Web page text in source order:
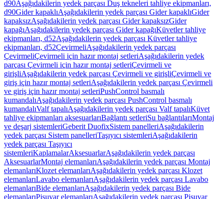
d90Aşağıdakilerin yedek parçası Duş tekneleri tahliye ekipmanları,
d90Gider kapaklıAşağıdakilerin yedek parçası Gider kapaklıGider
kapaksızAşağıdakilerin yedek parçası Gider kapaksızGider
kapağıAşağıdakilerin yedek parçası Gider kapağıKüvetler tahliye
ekipmanları, d52Aşağıdakilerin yedek parçası Küvetler tahliye
ekipmanları, d52ÇevirmeliAşağıdakilerin yedek parçası
ÇevirmeliÇevirmeli için hazır montaj setleriAşağıdakilerin yedek
parçası Çevirmeli için hazır montaj setleriÇevirmeli ve
girişliAşağıdakilerin yedek parçası Çevirmeli ve girişliÇevirmeli ve
giriş için hazır montaj setleriAşağıdakilerin yedek parçası Çevirmeli
ve giriş için hazır montaj setleriPushControl basmalı
kumandalıAşağıdakilerin yedek parçası PushControl basmalı
kumandalıValf tapalıAşağıdakilerin yedek parçası Valf tapalıKüvet
tahliye ekipmanları aksesuarlarıBağlantı setleriSu bağlantılarıMontaj
ve deşarj sistemleriGeberit DuofixSistem panelleriAşağıdakilerin
yedek parçası Sistem panelleriTaşıyıcı sistemleriAşağıdakilerin
yedek parçası Taşıyıcı
sistemleriKaplamalarAksesuarlarAşağıdakilerin yedek parçası
AksesuarlarMontaj elemanlarıAşağıdakilerin yedek parçası Montaj
elemanlarıKlozet elemanlarıAşağıdakilerin yedek parçası Klozet
elemanlarıLavabo elemanlarıAşağıdakilerin yedek parçası Lavabo
elemanlarıBide elemanlarıAşağıdakilerin yedek parçası Bide
elemanlarıPisuvar elemanlarıAşağıdakilerin yedek parçası Pisuvar